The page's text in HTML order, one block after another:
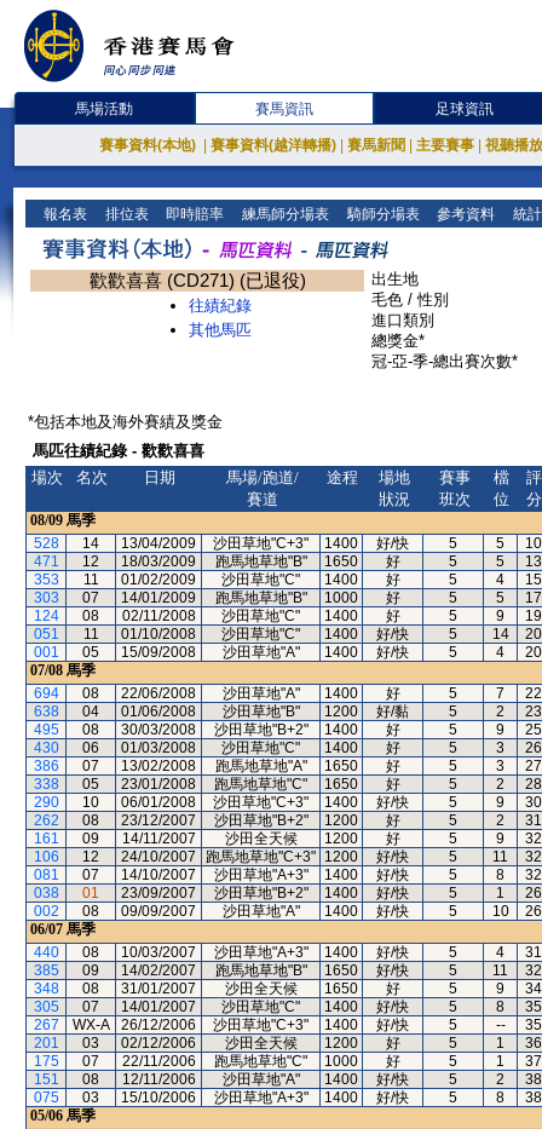
馬場活動 賽馬資訊 足球資訊
賽事資料(本地) 賽事資料(越洋轉播) 賽馬新聞 主要賽事 視聽播
報名表 排位表 即時賠率 練馬師分場表 騎師分場表 參考資料 統
歡歡喜喜 (CD271) (已退役)
往績紀錄
其他馬匹
出生地
毛色 / 性別
進口類別
總獎金*
冠-亞-季-總出賽次數*
*包括本地及海外賽績及獎金
馬匹往績紀錄 - 歡歡喜喜
場次
名次 日期
馬場/跑道/
賽道
途程
場地
狀況
賽事
班次
檔
位
評
分
08/09 馬季
528
14 13/04/2009 沙田草地"C+3" 1400 好/快 5 5
10
471
12 18/03/2009 跑馬地草地"B" 1650 好 5 5
13
353
11 01/02/2009 沙田草地"C" 1400 好 5 4
15
303
07 14/01/2009 跑馬地草地"B" 1000 好 5 5
17
124
08 02/11/2008 沙田草地"C" 1400 好 5 9
19
051
11 01/10/2008 沙田草地"C" 1400 好/快 5 14
20
001
05 15/09/2008 沙田草地"A" 1400 好/快 5 4
20
07/08 馬季
694
08 22/06/2008 沙田草地"A" 1400 好 5 7
22
638
04 01/06/2008 沙田草地"B" 1200 好/黏 5 2
23
495
08 30/03/2008 沙田草地"B+2" 1400 好 5 9
25
430
06 01/03/2008 沙田草地"C" 1400 好 5 3
26
386
07 13/02/2008 跑馬地草地"A" 1650 好 5 3
27
338
05 23/01/2008 跑馬地草地"C" 1650 好 5 2
28
290
10 06/01/2008 沙田草地"C+3" 1400 好/快 5 9
30
262
08 23/12/2007 沙田草地"B+2" 1200 好 5 2
31
161
09 14/11/2007 沙田全天候 1200 好 5 9
32
106
12 24/10/2007 跑馬地草地"C+3" 1200 好/快 5 11
32
081
07 14/10/2007 沙田草地"A+3" 1400 好/快 5 8
32
038
01 23/09/2007 沙田草地"B+2" 1400 好/快 5 1
26
002
08 09/09/2007 沙田草地"A" 1400 好/快 5 10
26
06/07 馬季
440
08 10/03/2007 沙田草地"A+3" 1400 好/快 5 4
31
385
09 14/02/2007 跑馬地草地"B" 1650 好/快 5 11
32
348
08 31/01/2007 沙田全天候 1650 好 5 9
34
305
07 14/01/2007 沙田草地"C" 1400 好/快 5 8
35
267
WX-A 26/12/2006 沙田草地"C+3" 1400 好/快 5 --
35
201
03 02/12/2006 沙田全天候 1200 好 5 1
36
175
07 22/11/2006 跑馬地草地"C" 1000 好 5 1
37
151
08 12/11/2006 沙田草地"A" 1400 好/快 5 2
38
075
03 15/10/2006 沙田草地"A+3" 1400 好/快 5 8
38
05/06 馬季